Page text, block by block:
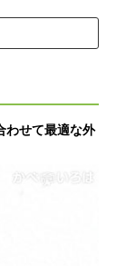
わせて最適な外